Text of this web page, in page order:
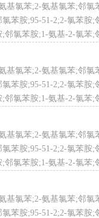
基氯苯;2-氨基氯苯;邻氯
苯胺;95-51-2;2-氯苯胺;
邻氯苯胺;1-氨基-2-氯苯;
基氯苯;2-氨基氯苯;邻氯
苯胺;95-51-2;2-氯苯胺;
邻氯苯胺;1-氨基-2-氯苯;
基氯苯;2-氨基氯苯;邻氯
苯胺;95-51-2;2-氯苯胺;
邻氯苯胺;1-氨基-2-氯苯;
基氯苯;2-氨基氯苯;邻氯
苯胺;95-51-2;2-氯苯胺;